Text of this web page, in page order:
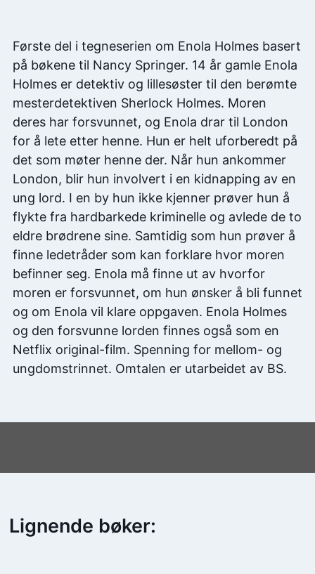
Første del i tegneserien om Enola Holmes basert
på bøkene til Nancy Springer. 14 år gamle Enola
Holmes er detektiv og lillesøster til den berømte
mesterdetektiven Sherlock Holmes. Moren
deres har forsvunnet, og Enola drar til London
for å lete etter henne. Hun er helt uforberedt på
det som møter henne der. Når hun ankommer
London, blir hun involvert i en kidnapping av en
ung lord. I en by hun ikke kjenner prøver hun å
flykte fra hardbarkede kriminelle og avlede de to
eldre brødrene sine. Samtidig som hun prøver å
finne ledetråder som kan forklare hvor moren
befinner seg. Enola må finne ut av hvorfor
moren er forsvunnet, om hun ønsker å bli funnet
og om Enola vil klare oppgaven. Enola Holmes
og den forsvunne lorden finnes også som en
Netflix original-film. Spenning for mellom- og
ungdomstrinnet. Omtalen er utarbeidet av BS.
Lignende bøker: